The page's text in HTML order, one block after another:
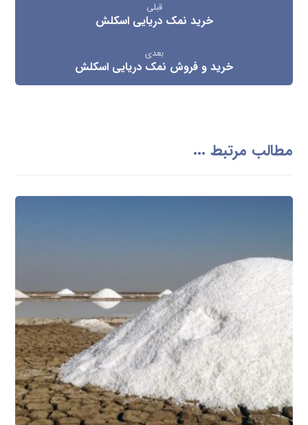
قبلی
خرید نمک دریایی اسکلش
بعدی
خرید و فروش نمک دریایی اسکلش
مطالب مرتبط ...